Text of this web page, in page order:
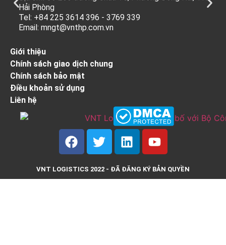
Hải Phòng
Tel: +84 225 3614 396 - 3769 339
Email: mngt@vnthp.com.vn
Giới thiệu
Chính sách giao dịch chung
Chính sách bảo mật
Điều khoản sử dụng
Liên hệ
VNT LOGISTICS 2022 - ĐÃ ĐĂNG KÝ BẢN QUYỀN